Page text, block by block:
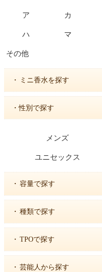
ア カ
ハ マ
その他
・ ミニ香水を探す
・性別で探す
メンズ
ユニセックス
・ 容量で探す
・ 種類で探す
・ TPOで探す
・ 芸能人から探す